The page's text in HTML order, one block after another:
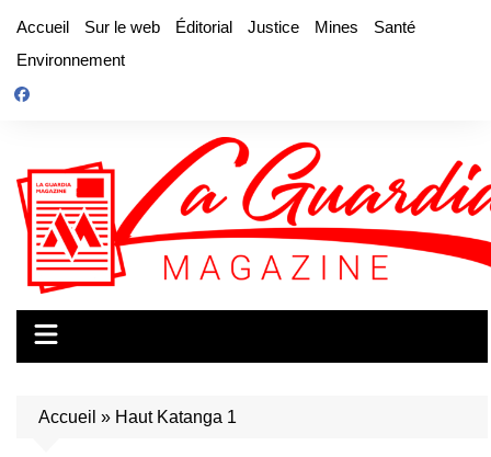
contenu
Accueil Sur le web Éditorial Justice Mines
Santé
Environnement
Accueil » Haut Katanga 1